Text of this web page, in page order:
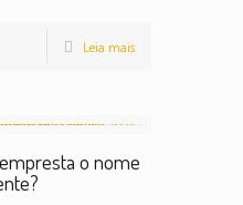
Leia mais
o nome